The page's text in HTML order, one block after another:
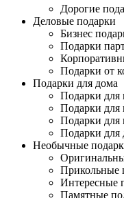
Дорогие
Деловые подарки
Бизнес
Подарки
Подарки от
Подарки для дома
Подарки для
Подарки для
Подарки для
Подарки для
Необычные
Прикольные
Интересные
Памятные